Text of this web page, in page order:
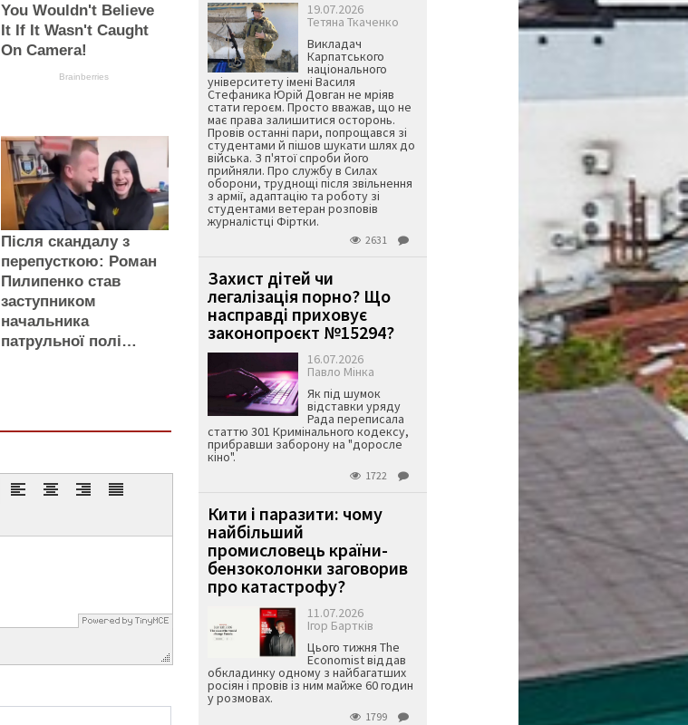
You Wouldn't Believe
It If It Wasn't Caught
On Camera!
Brainberries
Після скандалу з
перепусткою: Роман
Пилипенко став
заступником
начальника
патрульної полі…
19.07.2026
Тетяна Ткаченко
Викладач
Карпатського
національного
університету імені Василя
Стефаника Юрій Довган не мріяв
стати героєм. Просто вважав, що не
має права залишитися осторонь.
Провів останні пари, попрощався зі
студентами й пішов шукати шлях до
війська. З п'ятої спроби його
прийняли. Про службу в Силах
оборони, труднощі після звільнення
з армії, адаптацію та роботу зі
студентами ветеран розповів
журналістці Фіртки.
2631
Захист дітей чи
легалізація порно? Що
насправді приховує
законопроєкт №15294?
16.07.2026
Павло Мінка
Як під шумок
відставки уряду
Рада переписала
статтю 301 Кримінального кодексу,
прибравши заборону на "доросле
кіно".
1722
Кити і паразити: чому
найбільший
промисловець країни-
бензоколонки заговорив
про катастрофу?
11.07.2026
Ігор Бартків
Цього тижня The
Economist віддав
обкладинку одному з найбагатших
росіян і провів із ним майже 60 годин
у розмовах.
1799